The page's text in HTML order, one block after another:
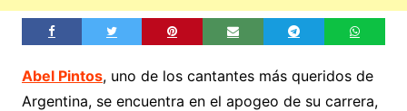
Abel Pintos, uno de los cantantes más queridos de
Argentina, se encuentra en el apogeo de su carrera,